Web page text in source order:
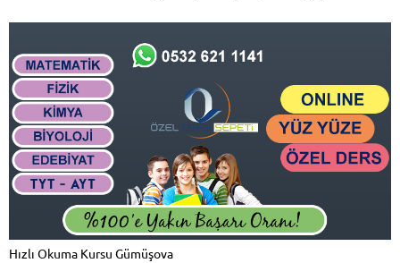
Hızlı Okuma Kursu Gümüşova